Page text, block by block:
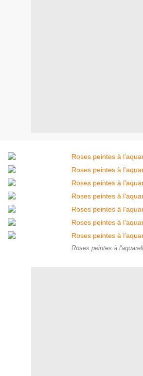
Roses peintes à